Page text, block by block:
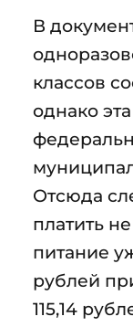
В
классов
однако
Отсюда
платить
питание
рублей
115,14